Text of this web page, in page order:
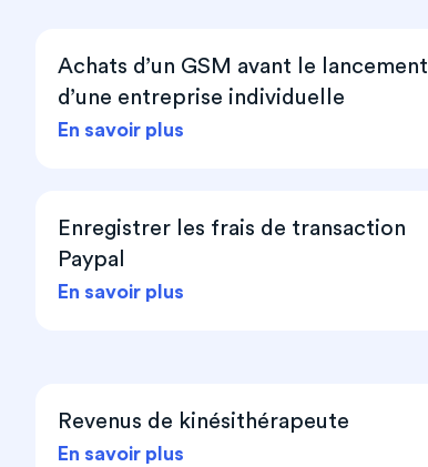
Achats d’un GSM avant le lancement
d’une entreprise individuelle
En savoir plus
Enregistrer les frais de transaction
Paypal
En savoir plus
Revenus de kinésithérapeute
En savoir plus